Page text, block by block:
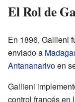
El Rol de
En 1896, Gallieni
enviado a
Antananarivoen
Gallieni
control francés en